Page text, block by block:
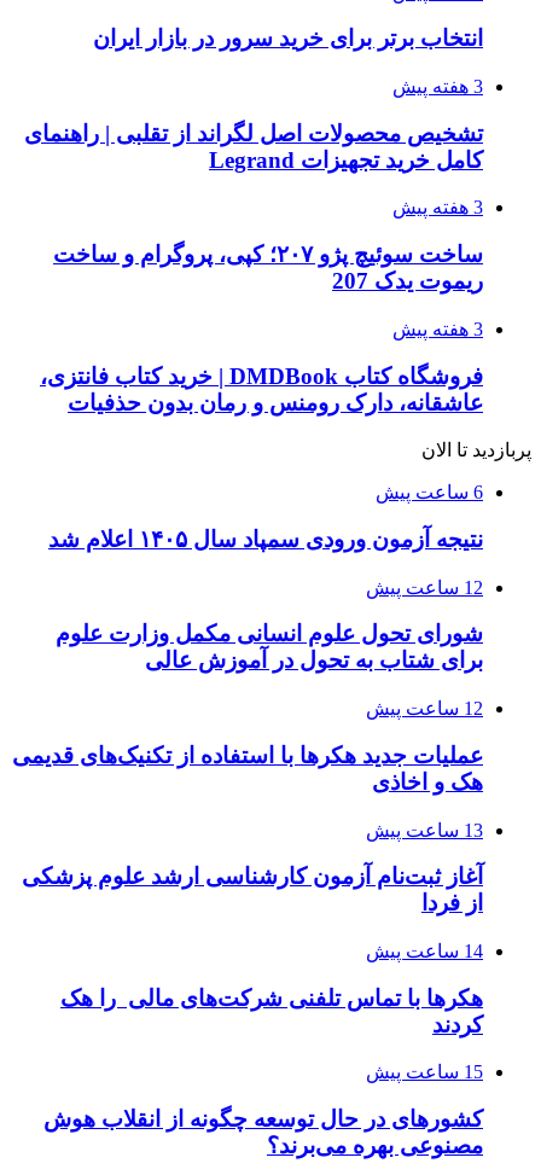
انتخاب برتر برای خرید سرور در بازار ایران
3 هفته پیش
تشخیص محصولات اصل لگراند از تقلبی | راهنمای
کامل خرید تجهیزات Legrand
3 هفته پیش
ساخت سوئیچ پژو ۲۰۷؛ کپی، پروگرام و ساخت
ریموت یدک 207
3 هفته پیش
فروشگاه کتاب DMDBook | خرید کتاب فانتزی،
عاشقانه، دارک رومنس و رمان بدون حذفیات
پربازدید تا الان
6 ساعت پیش
نتیجه آزمون ورودی سمپاد سال ۱۴۰۵ اعلام شد
12 ساعت پیش
شورای تحول علوم انسانی مکمل وزارت علوم
برای شتاب به تحول در آموزش عالی
12 ساعت پیش
عملیات جدید هکرها با استفاده از تکنیک‌های قدیمی
هک و اخاذی
13 ساعت پیش
آغاز ثبت‌نام‌ آزمون کارشناسی ارشد علوم پزشکی
از فردا
14 ساعت پیش
هکرها با تماس تلفنی شرکت‌های مالی را هک
کردند
15 ساعت پیش
کشورهای در حال توسعه چگونه از انقلاب هوش
مصنوعی بهره می‌برند؟